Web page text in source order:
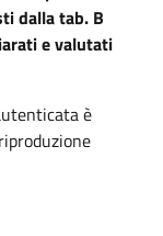
dalla tab. B
e valutati
è